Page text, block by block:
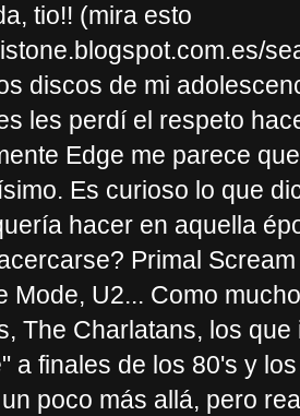
tio!! (mira esto
discos de mi
les perdí el respeto
Edge me parece
Es curioso lo que
hacer en aquella
Primal
Mode, U2... Como
The Charlatans, los
a finales de los 80's y
un poco más allá, pero